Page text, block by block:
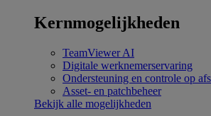
Kernmogelijkheden
TeamViewer AI
Digitale werknemerservaring
Ondersteuning en controle op
Asset- en patchbeheer
Bekijk alle mogelijkheden